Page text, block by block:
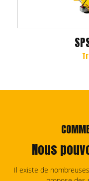
Nous
Il existe de